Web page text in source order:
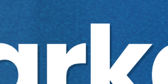
-
Fikri Mülkiyet Hukuku
Hukuku Kongresi - XI.